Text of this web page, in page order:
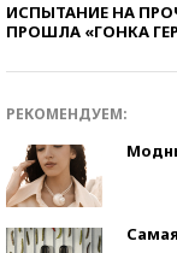
ИСПЫТАНИЕ НА
ПРОШЛА «ГОНКА
РЕКОМЕНДУЕМ: